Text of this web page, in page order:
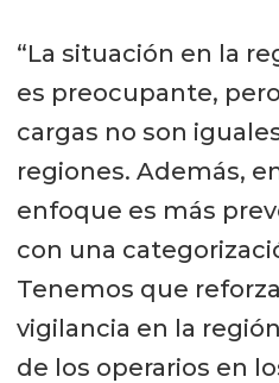
“La situación en la
es preocupante,
cargas no son
regiones. Además,
enfoque es más
con una
Tenemos que
vigilancia en la
de los operarios en